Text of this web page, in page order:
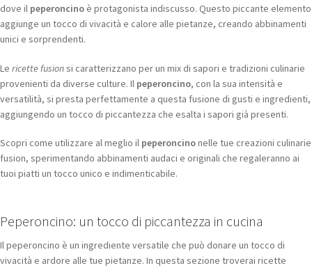
STIVALETTI CHELSEA
TENDISCARPE
LA MISSION
COCCOLA LE TUE SCARPE
GLI ARTIGIANI
dove il peperoncinoè protagonista indiscusso. Questo piccante elemento
aggiunge un tocco di vivacità e calore alle pietanze, creando abbinamenti
unici e sorprendenti.
Le ricette fusionsi caratterizzano per un mix di sapori e tradizioni culinarie
provenienti da diverse culture. Il peperoncino, con la sua intensità e
versatilità, si presta perfettamente a questa fusione di gusti e ingredienti,
aggiungendo un tocco di piccantezza che esalta i sapori già presenti.
Scopri come utilizzare al meglio il peperoncinonelle tue creazioni culinarie
fusion, sperimentando abbinamenti audaci e originali che regaleranno ai
tuoi piatti un tocco unico e indimenticabile.
Peperoncino: un tocco di piccantezza in cucina
Il peperoncino è un ingrediente versatile che può donare un tocco di
vivacità e ardore alle tue pietanze. In questa sezione troverai ricette